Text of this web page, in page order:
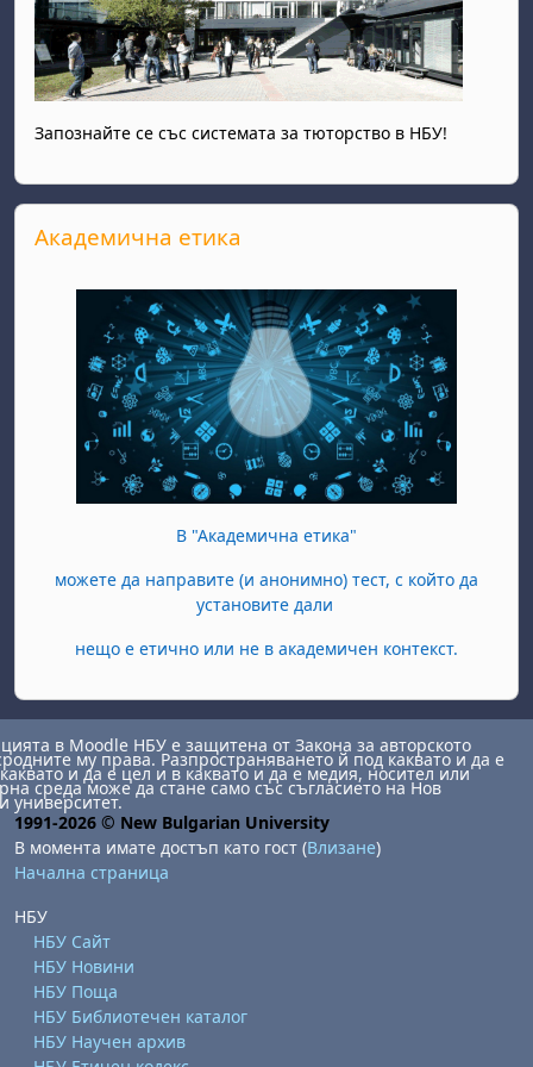
Запознайте се със системата за тюторство в НБУ!
Прескочи Академична етика
Академична етика
В "Академична етика"
можете да направите (и анонимно) тест, с който да
установите дали
нещо е етично или не в академичен контекст.
в Moodle НБУ е защитена от Закона за авторското
му права. Разпространяването й под каквато и да е
и да е цел и в каквато и да е медия, носител или
среда може да стане само със съгласието на Нов
университет.
1991-2026 © New Bulgarian University
В момента имате достъп като гост (Влизане)
Начална страница
НБУ
НБУ Сайт
НБУ Новини
НБУ Поща
НБУ Библиотечен каталог
НБУ Научен архив